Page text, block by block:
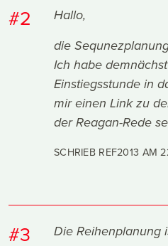
#2
Hallo,
die
Ich habe
Einstiegsstunde in
mir einen Link zu
der Reagan-Rede
SCHRIEB REF2013 AM
#3
Die Reihenplanung